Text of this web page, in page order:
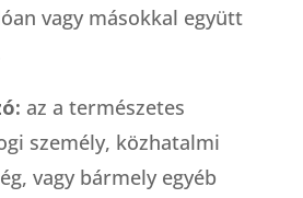
vagy másokkal együtt
az a természetes
személy, közhatalmi
vagy bármely egyéb